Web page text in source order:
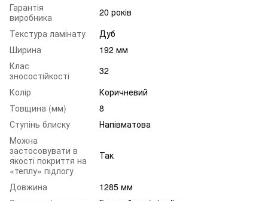
Гарантія
виробника
20 років
Текстура ламінату
Дуб
Ширина
192 мм
Клас
зносостійкості
32
Колір
Коричневий
Товщина (мм)
8
Ступінь блиску
Напівматова
Можна
застосовувати в
якості покриття на
«теплу» підлогу
Так
Довжина
1285 мм